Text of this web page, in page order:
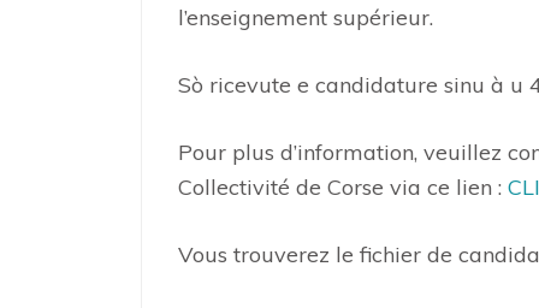
l’enseignement supérieur.
Sò ricevute e candidature sinu à u
Pour plus d’information, veuillez
Collectivité de Corse via ce lien :
Vous trouverez le fichier de